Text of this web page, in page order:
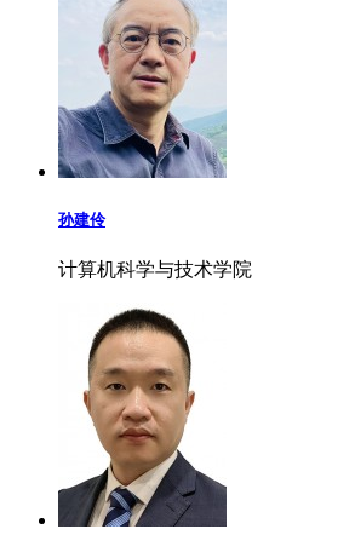
孙建伶
计算机科学与技术学院